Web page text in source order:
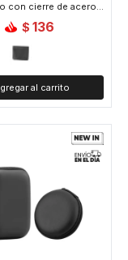
Monedero con cierre de acero - Marron
$ 136